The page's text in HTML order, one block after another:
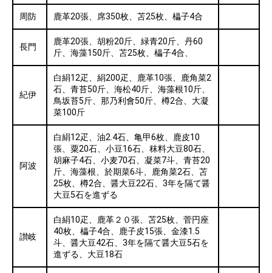
周防 鹿革20張、席350枚、苫25枚、櫑子4合
長門
鹿革20張、胡粉20斤、緑青20斤、丹60
斤、海藻150斤、苫25枚、櫑子4合、
紀伊
白絹12疋、絹200疋、鹿革10張、鹿角菜2
石、青苔50斤、海松40斤、海藻根10斤、
鳥坂苔5斤、那乃利會50斤、樽2合、大凝
菜100斤
阿波
白絹12疋、油2.4石、亀甲6枚、鹿皮10
張、粟20石、小豆16石、秣料大豆80石、
胡麻子4石、小麦70石、凝菜7斗、青苔20
斤、海藻根、於期菜6斗、鹿角菜2石、苫
25枚、樽2合、醤大豆22石、3年を隔て醤
大豆5石を進ずる
讃岐
白絹10疋、鹿革２０張、苫25枚、菅円座
40枚、櫑子4合、鹿子皮15張、金漆1.5
斗、醤大豆42石、3年を隔て醤大豆5石を
進ずる、大豆18石